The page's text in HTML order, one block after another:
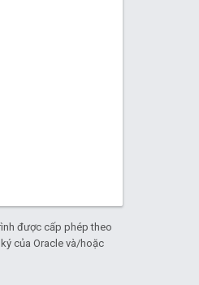
được cấp phép theo
ký của Oracle và/hoặc